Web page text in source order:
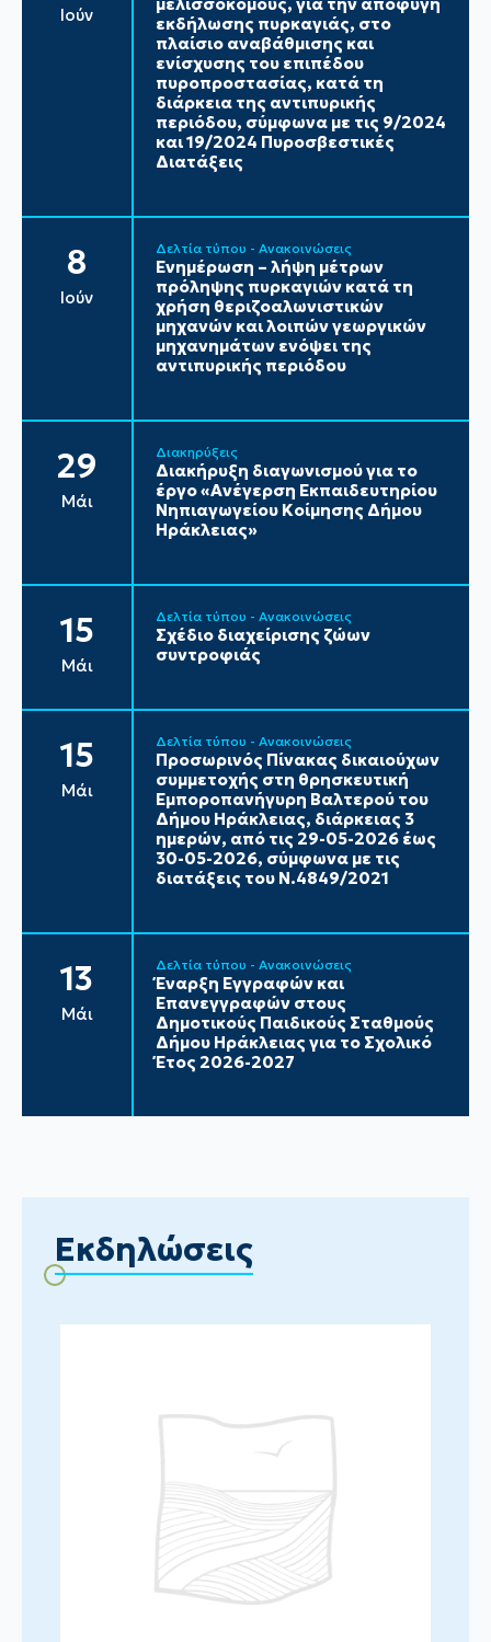
Ιούν
μελισσοκόμους, για την αποφυγή
εκδήλωσης πυρκαγιάς, στο
πλαίσιο αναβάθμισης και
ενίσχυσης του επιπέδου
πυροπροστασίας, κατά τη
διάρκεια της αντιπυρικής
περιόδου, σύμφωνα με τις 9/2024
και 19/2024 Πυροσβεστικές
Διατάξεις
8
Ιούν
Δελτία τύπου - Ανακοινώσεις
Ενημέρωση – λήψη μέτρων
πρόληψης πυρκαγιών κατά τη
χρήση θεριζοαλωνιστικών
μηχανών και λοιπών γεωργικών
μηχανημάτων ενόψει της
αντιπυρικής περιόδου
29
Μάι
Διακηρύξεις
Διακήρυξη διαγωνισμού για το
έργο «Ανέγερση Εκπαιδευτηρίου
Νηπιαγωγείου Κοίμησης Δήμου
Ηράκλειας»
15
Μάι
Δελτία τύπου - Ανακοινώσεις
Σχέδιο διαχείρισης ζώων
συντροφιάς
15
Μάι
Δελτία τύπου - Ανακοινώσεις
Προσωρινός Πίνακας δικαιούχων
συμμετοχής στη θρησκευτική
Εμποροπανήγυρη Βαλτερού του
Δήμου Ηράκλειας, διάρκειας 3
ημερών, από τις 29-05-2026 έως
30-05-2026, σύμφωνα με τις
διατάξεις του Ν.4849/2021
13
Μάι
Δελτία τύπου - Ανακοινώσεις
Έναρξη Εγγραφών και
Επανεγγραφών στους
Δημοτικούς Παιδικούς Σταθμούς
Δήμου Ηράκλειας για το Σχολικό
Έτος 2026-2027
Εκδηλώσεις